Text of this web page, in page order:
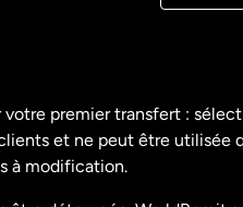
États-
votre premier transfert :
et ne peut être utilisée
à modification.